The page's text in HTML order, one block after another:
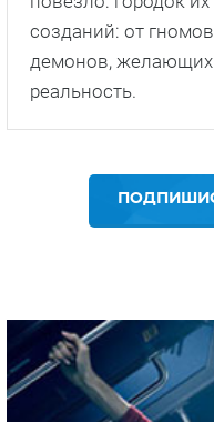
созданий: от
демонов, желающих
реальность.